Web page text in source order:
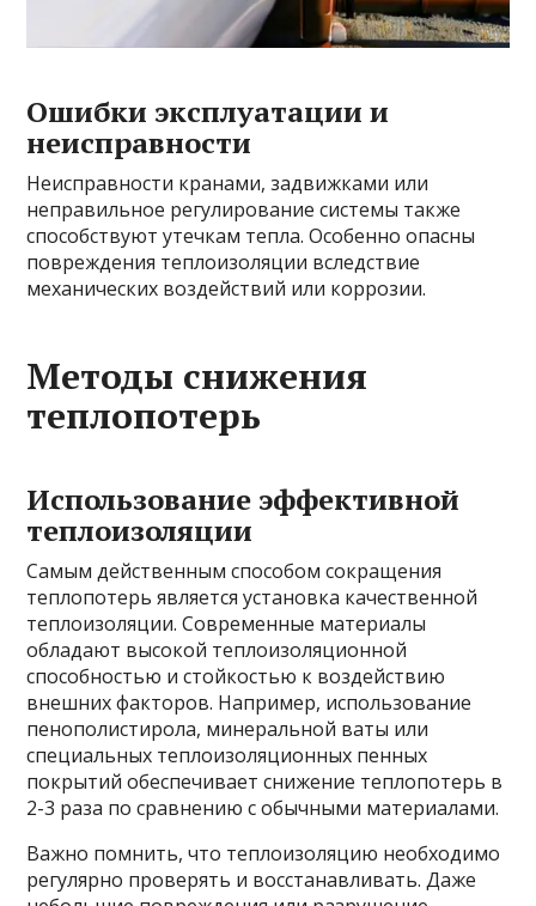
Ошибки эксплуатации и
неисправности
Неисправности кранами, задвижками или
неправильное регулирование системы также
способствуют утечкам тепла. Особенно опасны
повреждения теплоизоляции вследствие
механических воздействий или коррозии.
Методы снижения
теплопотерь
Использование эффективной
теплоизоляции
Самым действенным способом сокращения
теплопотерь является установка качественной
теплоизоляции. Современные материалы
обладают высокой теплоизоляционной
способностью и стойкостью к воздействию
внешних факторов. Например, использование
пенополистирола, минеральной ваты или
специальных теплоизоляционных пенных
покрытий обеспечивает снижение теплопотерь в
2-3 раза по сравнению с обычными материалами.
Важно помнить, что теплоизоляцию необходимо
регулярно проверять и восстанавливать. Даже